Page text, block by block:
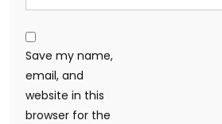
Save my name,
email, and
website in this
browser for the